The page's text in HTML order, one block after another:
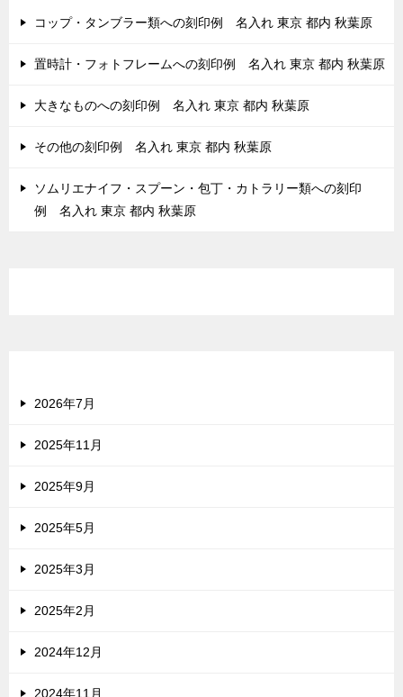
コップ・タンブラー類への刻印例 名入れ 東京 都内 秋葉原
置時計・フォトフレームへの刻印例 名入れ 東京 都内 秋葉原
大きなものへの刻印例 名入れ 東京 都内 秋葉原
その他の刻印例 名入れ 東京 都内 秋葉原
ソムリエナイフ・スプーン・包丁・カトラリー類への刻印
例 名入れ 東京 都内 秋葉原
2026年7月
2025年11月
2025年9月
2025年5月
2025年3月
2025年2月
2024年12月
2024年11月